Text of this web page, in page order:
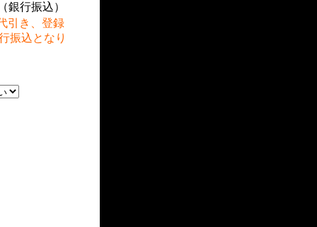
銀行振込）
引き、登録
振込となり